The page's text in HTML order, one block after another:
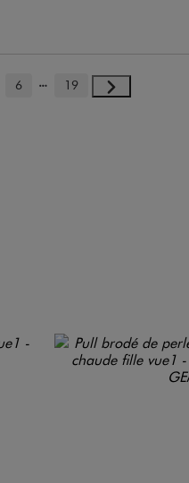
6 19